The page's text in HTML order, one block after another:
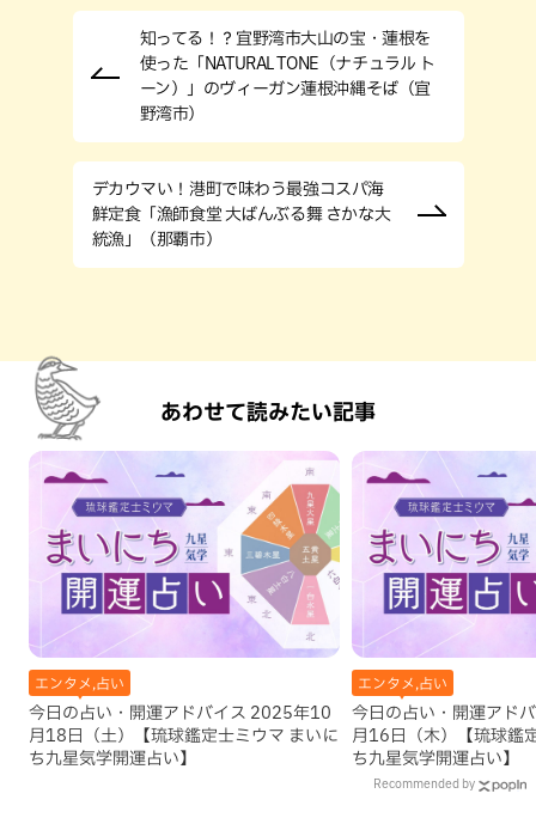
知ってる！？宜野湾市大山の宝・蓮根を
使った「NATURAL TONE（ナチュラル ト
ーン）」のヴィーガン蓮根沖縄そば（宜
野湾市）
デカウマい！港町で味わう最強コスパ海
鮮定食「漁師食堂 大ばんぶる舞 さかな大
統漁」（那覇市）
あわせて読みたい記事
エンタメ,占い
今日の占い・開運アドバイス 2025年10
月18日（土）【琉球鑑定士ミウマ まいに
ち九星気学開運占い】
エンタメ,占い
今日の占い・開運アド
月16日（木）【琉球鑑
ち九星気学開運占い】
Recommended by